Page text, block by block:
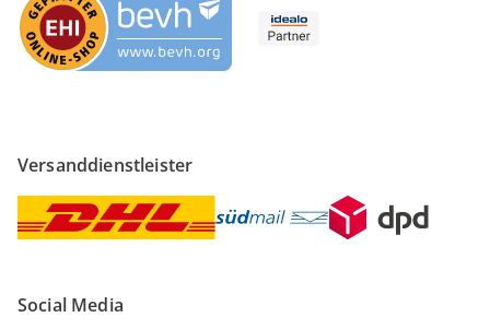
Versanddienstleister
Social Media